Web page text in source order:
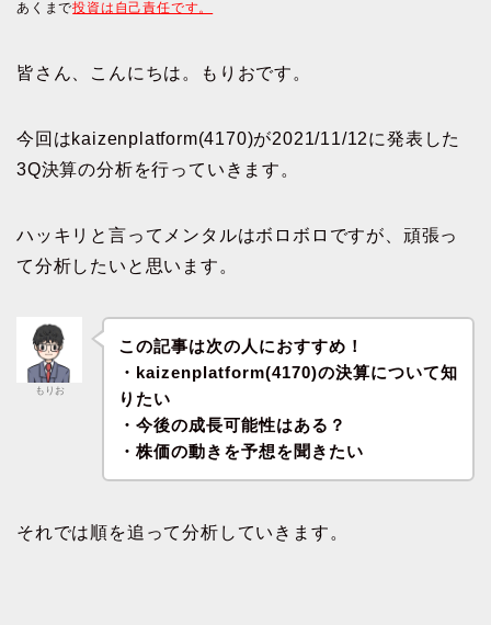
あくまで投資は自己責任です。
皆さん、こんにちは。もりおです。
今回はkaizenplatform(4170)が2021/11/12に発表した
3Q決算の分析を行っていきます。
ハッキリと言ってメンタルはボロボロですが、頑張っ
て分析したいと思います。
もりお
この記事は次の人におすすめ！
・kaizenplatform(4170)の決算について知
りたい
・今後の成長可能性はある？
・株価の動きを予想を聞きたい
それでは順を追って分析していきます。